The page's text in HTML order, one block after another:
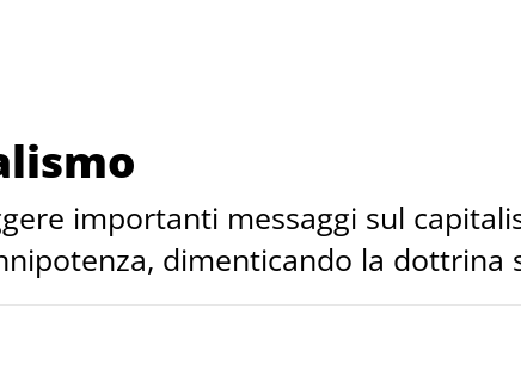
importanti messaggi sul
dimenticando la dottrina